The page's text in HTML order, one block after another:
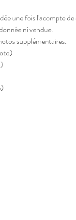
une fois l'acompte
ni vendue.
supplémentaires.